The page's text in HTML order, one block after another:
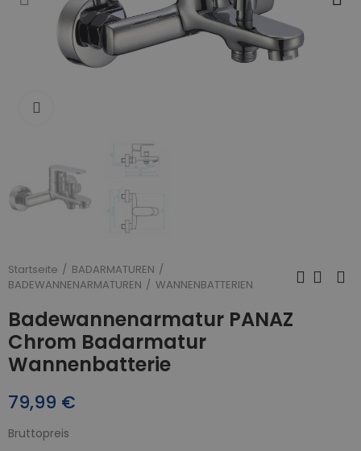
Startseite
BADARMATUREN
BADEWANNENARMATUREN
WANNENBATTERIEN
Badewannenarmatur PANAZ
Chrom Badarmatur
Wannenbatterie
79,99 €
Bruttopreis